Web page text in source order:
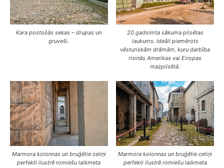
Kara postošās sekas – drupas un
gruveši.
20.gadsimta sākuma pilsētas
laukums. Ideāli piemērots
vēsturiskām drāmām, kuru darbība
risinās Amerikas vai Eiropas
mazpilsētā.
Marmora kolonnas un bruģētie celiņi
perfekti ilustrē romiešu laikmeta
Marmora kolonnas un bruģētie celiņi
perfekti ilustrē romiešu laikmeta